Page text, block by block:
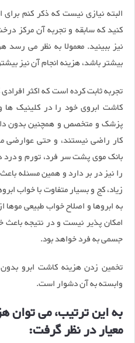
البته نیازی نیست که ذکر کنم برای
کنید که سابقه و تجربه آن مركز
نیز ببینید. معمولا به نظر می
بیشتر باشد، هزینه انجام آن نیز
تجربه ثابت کرده است که اکثر
كاشت ابروی خود را در کلینیک
پزشک و متخصص و همچنین بدون
کار راضی نیستند، و حتی عوارضی
بانک موی پشت سر فرد، تورم و درد
را نیز در بر دارد و همین مسئله
زیاد، كج و بسیار متفاوت با خواب
به ابروها و اصلاح خواب طبیعی
امکان پذیر نیست و در نتیجه
جسمی به فرد خواهد بود.
تخمین زدن هزینه کاشت ابرو
وابسته به آن دشوار است.
به این ترتیب، می توان
معیار در نظر گرفت: